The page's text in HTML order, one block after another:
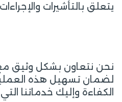
يتعلق بالتأشيرات
نحن نتعاون بشكل وثيق
لضمان تسهيل هذه
الكفاءة وإليك خدماتنا